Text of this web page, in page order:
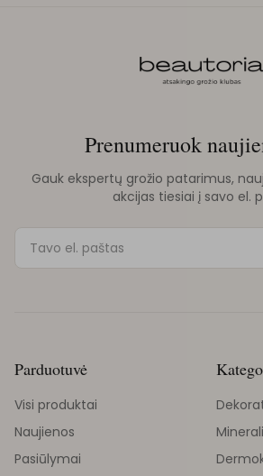
Prenumeruok
Gauk ekspertų grožio patarimus,
akcijas tiesiai į savo el.
Parduotuvė
Visi produktai
Naujienos
Pasiūlymai